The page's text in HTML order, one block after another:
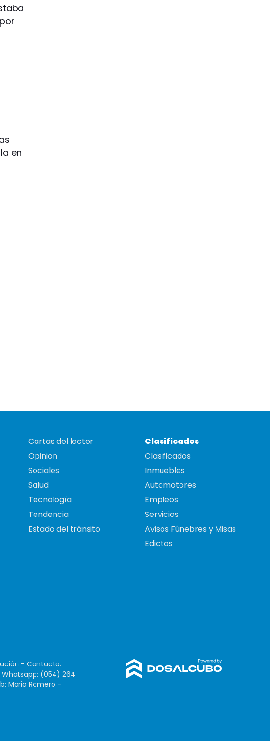
en
Cartas del lector
Opinion
Sociales
Salud
Tecnología
Tendencia
Estado del tránsito
Clasificados
Clasificados
Inmuebles
Automotores
Empleos
Servicios
Avisos Fúnebres y Misas
Edictos
- Contacto:
Whatsapp: (054) 264
Mario Romero -